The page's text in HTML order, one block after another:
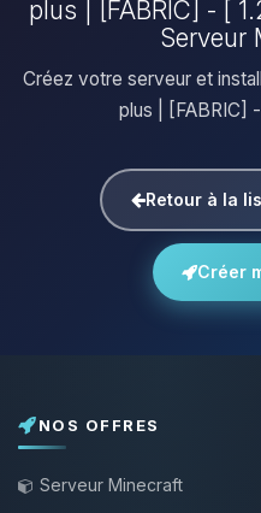
plus | [FABRIC] - [
Serveur
Créez votre serveur et
plus | [FABRIC]
Retour à la
Créer
NOS OFFRES
Serveur Minecraft